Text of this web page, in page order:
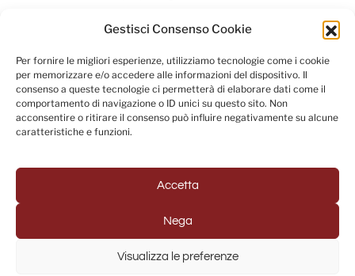
Gestisci Consenso Cookie
Per fornire le migliori esperienze, utilizziamo tecnologie come i cookie
per memorizzare e/o accedere alle informazioni del dispositivo. Il
consenso a queste tecnologie ci permetterà di elaborare dati come il
comportamento di navigazione o ID unici su questo sito. Non
acconsentire o ritirare il consenso può influire negativamente su alcune
caratteristiche e funzioni.
Accetta
Nega
Visualizza le preferenze
Redazione
Categorie
Link utili
Seguici sui social
Tribunale di Napoli (Registrazione n. 33 del 31/07/2022)